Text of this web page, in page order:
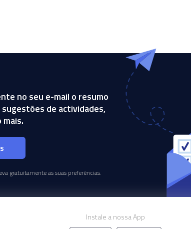
no seu e-mail o resumo
de actividades,
gratuitamente as suas preferências.
Instale a nossa App